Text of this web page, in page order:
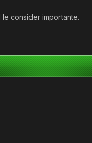
consider importante.